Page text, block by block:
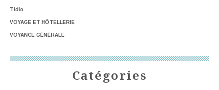
Catégories
Tidio
VOYAGE ET HÔTELLERIE
VOYANCE GÉNÉRALE